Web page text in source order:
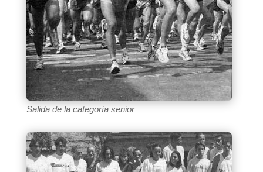
Salida de la categoría senior